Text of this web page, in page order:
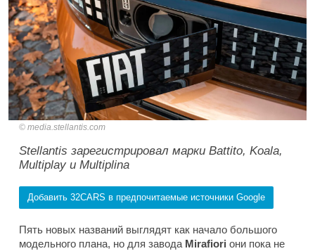
media.stellantis.com
Stellantis зарегистрировал марки Battito, Koala,
Multiplay и Multiplina
Добавить 32CARS в предпочитаемые источники Google
Пять новых названий выглядят как начало большого
модельного плана, но для завода Mirafiori они пока не